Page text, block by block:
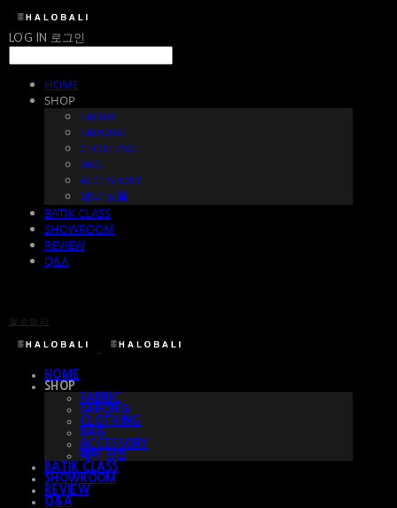
LOG IN 로그인
HOME
SHOP
FABRIC
SARONG
CLOTHING
BAG
ACCESSORY
예약 상품
BATIK CLASS
SHOWROOM
REVIEW
Q&A
할로발리
HOME
SHOP
FABRIC
SARONG
CLOTHING
BAG
ACCESSORY
예약 상품
BATIK CLASS
SHOWROOM
REVIEW
Q&A